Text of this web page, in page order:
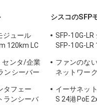
ジュール
120km LC
センタ/企業
ンシーバー
タフェー
ランシーバ
シスコのSFP
SFP-10G-LR
SFP-10G-
ファンのな
ネットワー
イーサネッ
S 24港PoE